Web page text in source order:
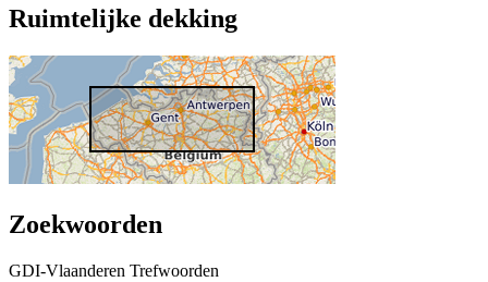
Ruimtelijke dekking
Zoekwoorden
GDI-Vlaanderen Trefwoorden